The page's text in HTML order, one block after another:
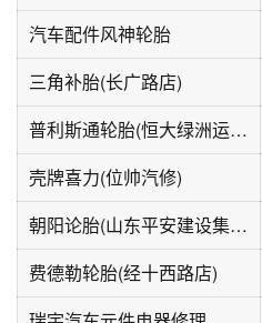
汽车配件风神轮胎
三角补胎(长广路店)
普利斯通轮胎(恒大绿洲运动中心1期店)
壳牌喜力(位帅汽修)
朝阳论胎(山东平安建设集团店)
费德勒轮胎(经十西路店)